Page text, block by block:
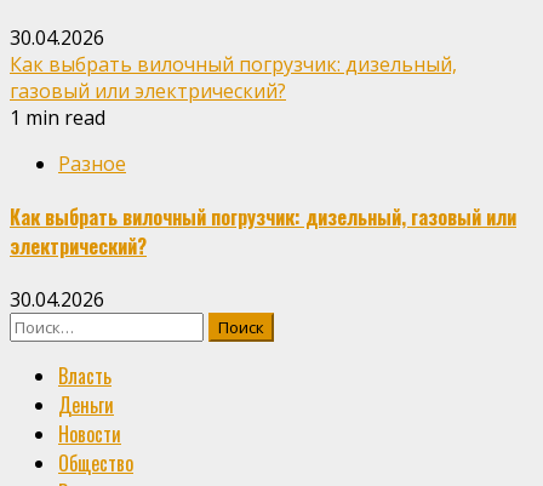
30.04.2026
Как выбрать вилочный погрузчик: дизельный,
газовый или электрический?
1 min read
Разное
Как выбрать вилочный погрузчик: дизельный, газовый или
электрический?
30.04.2026
Найти:
Власть
Деньги
Новости
Общество